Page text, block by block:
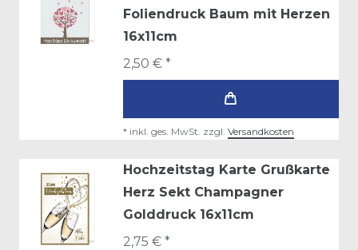
Foliendruck Baum mit Herzen
16x11cm
2,50 € *
* inkl. ges. MwSt. zzgl. Versandkosten
Hochzeitstag Karte Grußkarte
Herz Sekt Champagner
Golddruck 16x11cm
2,75 € *